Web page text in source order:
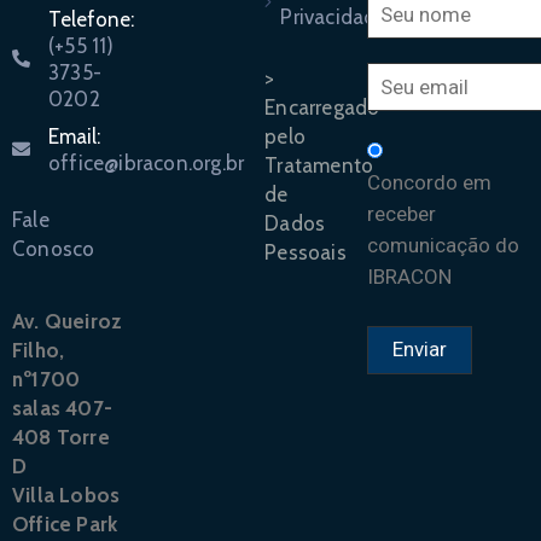
Telefone:
(+55 11)
3735-
0202
Email:
office@ibracon.org.br
Fale
Conosco
Av. Queiroz
Filho,
nº1700
salas 407-
408 Torre
D
Villa Lobos
Office Park
Privacidade
>
Encarregado
pelo
Tratamento
de
Dados
Pessoais
Concordo em
receber
comunicação do
IBRACON